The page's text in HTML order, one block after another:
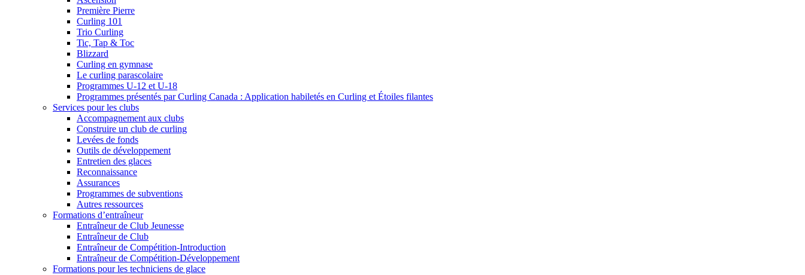
Première Pierre
Curling 101
Trio Curling
Tic, Tap & Toc
Blizzard
Curling en gymnase
Le curling parascolaire
Programmes U-12 et U-18
Programmes présentés par Curling Canada : Application habiletés en Curling et Étoiles filantes
Services pour les clubs
Accompagnement aux clubs
Construire un club de curling
Levées de fonds
Outils de développement
Entretien des glaces
Reconnaissance
Assurances
Programmes de subventions
Autres ressources
Formations d’entraîneur
Entraîneur de Club Jeunesse
Entraîneur de Club
Entraîneur de Compétition-Introduction
Entraîneur de Compétition-Développement
Formations pour les techniciens de glace